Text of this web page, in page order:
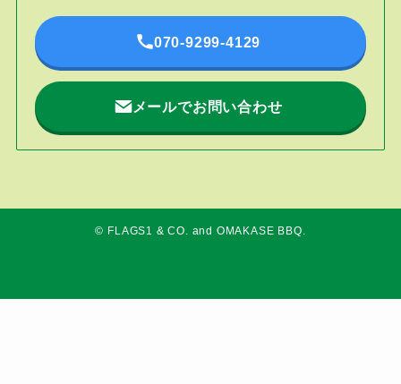
070-9299-4129
メールでお問い合わせ
© FLAGS1 & CO. and OMAKASE BBQ.